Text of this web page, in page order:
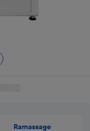
Ramassage